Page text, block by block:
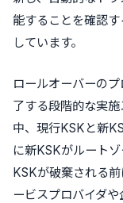
能することを確認
しています。
ロールオーバーの
了する段階的な実
中、現行KSKと新
に新KSKがルート
KSKが破棄される
ービスプロバイダ